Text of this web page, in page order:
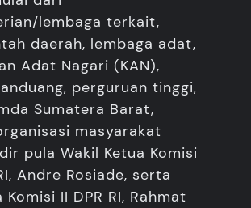
lembaga terkait,
daerah, lembaga adat,
Adat Nagari (KAN),
perguruan tinggi,
Sumatera Barat,
masyarakat
pula Wakil Ketua Komisi
Andre Rosiade, serta
II DPR RI, Rahmat